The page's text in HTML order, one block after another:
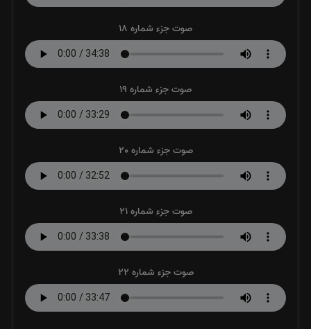
صوت جزء شماره 18
صوت جزء شماره 19
صوت جزء شماره 20
صوت جزء شماره 21
صوت جزء شماره 22